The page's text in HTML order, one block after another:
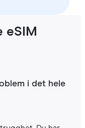
eSIM
i det hele